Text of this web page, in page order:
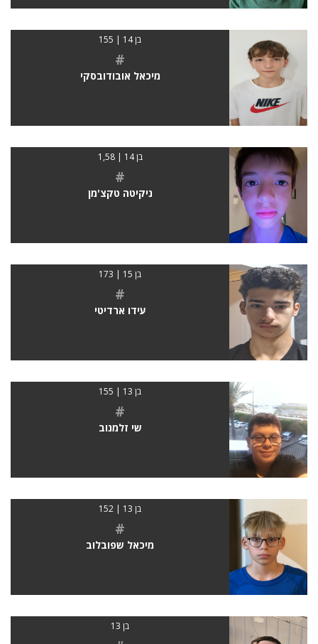
בן 14 | 155
#
מיכאל אובודובסקי
בן 14 | 1,58
#
ניקיטה טקצ'מן
בן 15 | 173
#
עידו ארדיטי
בן 13 | 155
#
שי זלמנוב
בן 13 | 152
#
מיכאל שפובלוב
בן 13